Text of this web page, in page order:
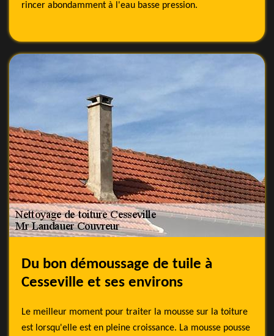
rincer abondamment à l'eau basse pression.
Du bon démoussage de tuile à
Cesseville et ses environs
Le meilleur moment pour traiter la mousse sur la toiture
est lorsqu'elle est en pleine croissance. La mousse pousse